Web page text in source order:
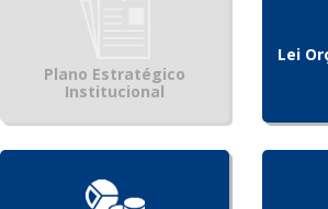
Plano Estratégico
Institucional
Lei